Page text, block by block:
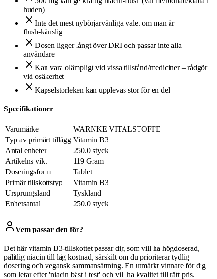
huden)
Inte det mest nybörjarvänliga valet om man är
flush‑känslig
Dosen ligger långt över DRI och passar inte alla
användare
Kan vara olämpligt vid vissa tillstånd/mediciner – rådgör
vid osäkerhet
Kapselstorleken kan upplevas stor för en del
Specifikationer
Varumärke
WARNKE VITALSTOFFE
Typ av primärt tillägg Vitamin B3
Antal enheter
250.0 styck
Artikelns vikt
119 Gram
Doseringsform
Tablett
Primär tillskottstyp
Vitamin B3
Ursprungsland
Tyskland
Enhetsantal
250.0 styck
Vem passar den för?
Det här vitamin B3-tillskottet passar dig som vill ha högdoserad,
pålitlig niacin till låg kostnad, särskilt om du prioriterar tydlig
dosering och vegansk sammansättning. En utmärkt vinnare för dig
som letar efter 'niacin bäst i test' och vill ha kvalitet till rätt pris.